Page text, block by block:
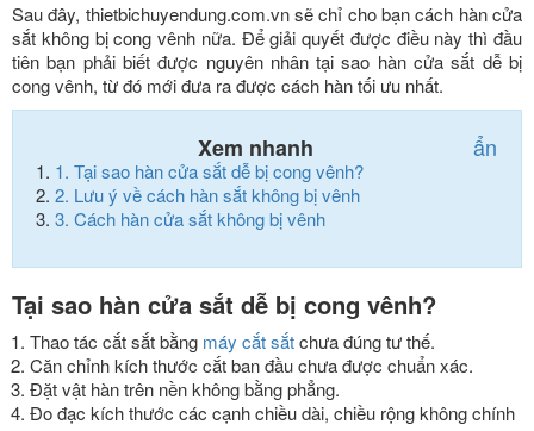
Sau đây, thietbichuyendung.com.vn sẽ chỉ cho bạn cách hàn cửa
sắt không bị cong vênh nữa. Để giải quyết được điều này thì đầu
tiên bạn phải biết được nguyên nhân tại sao hàn cửa sắt dễ bị
cong vênh, từ đó mới đưa ra được cách hàn tối ưu nhất.
Xem nhanh ẩn
1. Tại sao hàn cửa sắt dễ bị cong vênh?
2. Lưu ý về cách hàn sắt không bị vênh
3. Cách hàn cửa sắt không bị vênh
Tại sao hàn cửa sắt dễ bị cong vênh?
Thao tác cắt sắt bằng máy cắt sắtchưa đúng tư thế.
Căn chỉnh kích thước cắt ban đầu chưa được chuẩn xác.
Đặt vật hàn trên nền không bằng phẳng.
Đo đạc kích thước các cạnh chiều dài, chiều rộng không chính